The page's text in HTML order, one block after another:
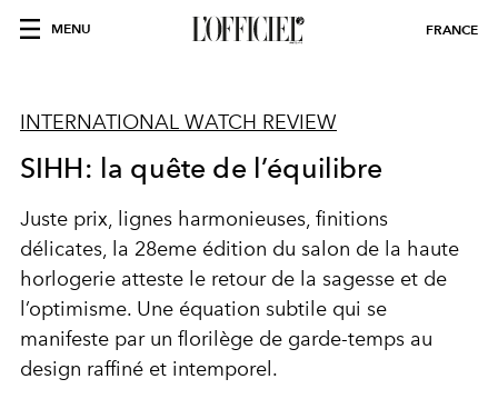
MENU FRANCE
INTERNATIONAL WATCH REVIEW
SIHH: la quête de l’équilibre
Juste prix, lignes harmonieuses, finitions
délicates, la 28eme édition du salon de la haute
horlogerie atteste le retour de la sagesse et de
l’optimisme. Une équation subtile qui se
manifeste par un florilège de garde-temps au
design raffiné et intemporel.